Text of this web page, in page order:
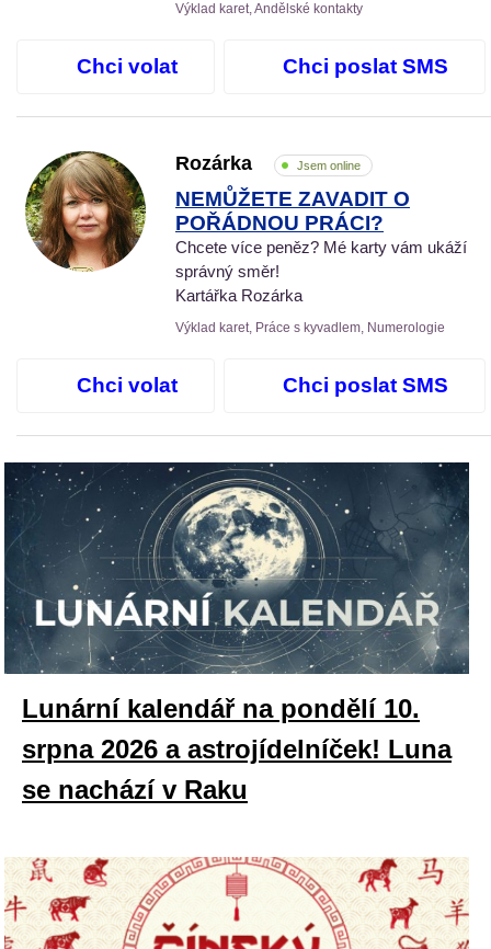
Výklad karet, Andělské kontakty
Chci volat Chci poslat SMS
Rozárka Jsem online
NEMŮŽETE ZAVADIT O
POŘÁDNOU PRÁCI?
Chcete více peněz? Mé karty vám ukáží
správný směr!
Kartářka Rozárka
Výklad karet, Práce s kyvadlem, Numerologie
Chci volat Chci poslat SMS
Lunární kalendář na pondělí 10.
srpna 2026 a astrojídelníček! Luna
se nachází v Raku